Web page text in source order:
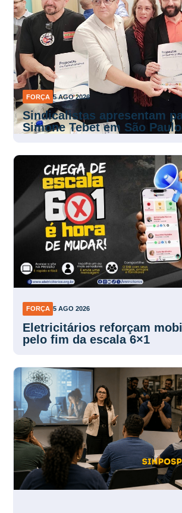
FORÇA 5 AGO 2026
Sindicalistas apresentam
Simone Tebet em São Paulo
FORÇA 5 AGO 2026
Eletricitários reforçam
pelo fim da escala 6×1